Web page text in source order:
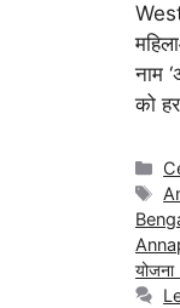
नाम
को